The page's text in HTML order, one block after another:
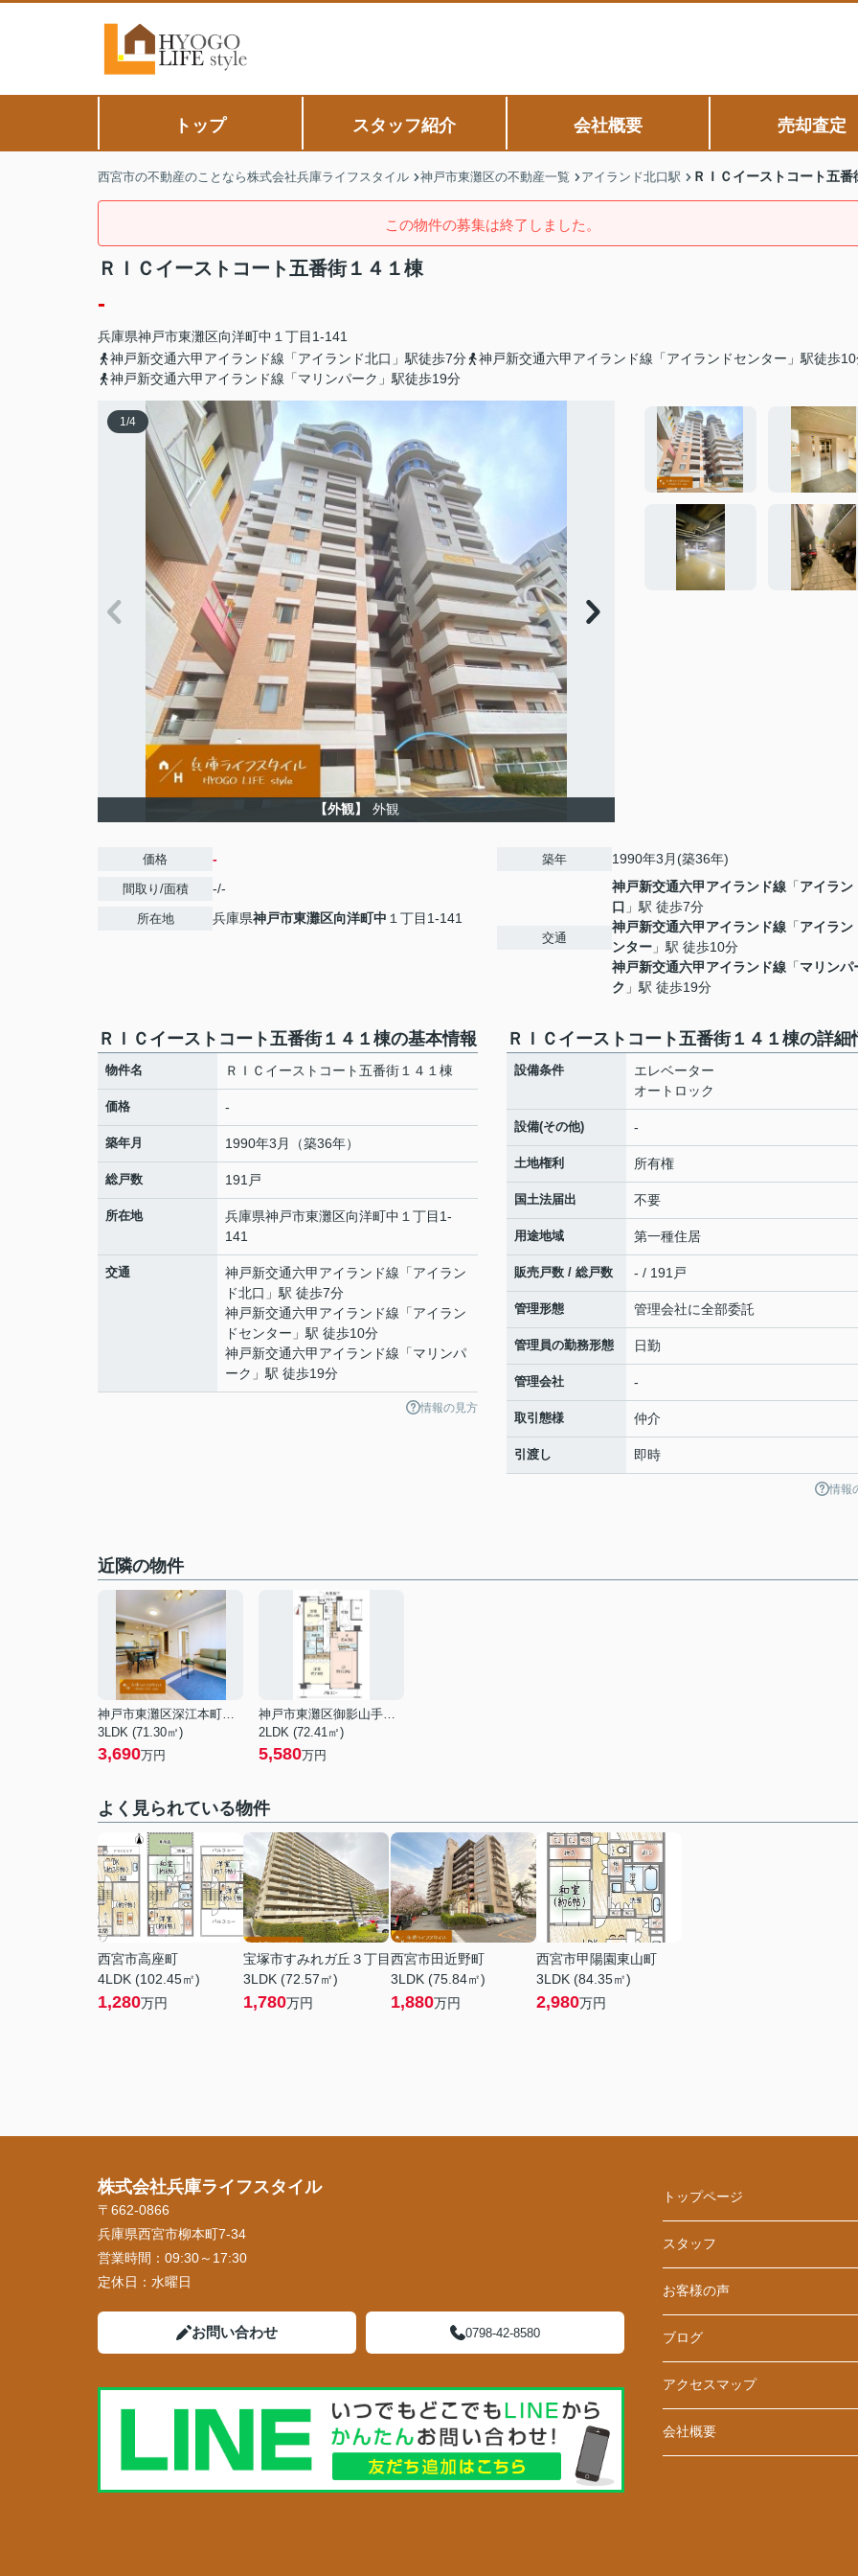
トップ スタッフ紹介 会社概要 売却査定
西宮市の不動産のことなら株式会社兵庫ライフスタイル 神戸市東灘区の不動産一覧 アイランド北口駅 ＲＩＣイーストコート五番
この物件の募集は終了しました。
ＲＩＣイーストコート五番街１４１棟
-
兵庫県神戸市東灘区向洋町中 １丁目1-141
神戸新交通六甲アイランド線「アイランド北口」駅徒歩7分
神戸新交通六甲アイランド線「アイランドセンター」駅徒歩
神戸新交通六甲アイランド線「マリンパーク」駅徒歩19分
1/4
【外観】 外観
価格 -
間取り/面積 -/-
所在地 兵庫県神戸市東灘区向洋町中 １丁目1-141
築年 1990年3月(築36年)
交通
神戸新交通六甲アイランド線 「アイラン
口 」駅 徒歩7分
神戸新交通六甲アイランド線 「アイラン
ンター 」駅 徒歩10分
神戸新交通六甲アイランド線 「マリンパ
ク 」駅 徒歩19分
ＲＩＣイーストコート五番街１４１棟の基本情報
物件名 ＲＩＣイーストコート五番街１４１棟
価格 -
築年月 1990年3月（築36年）
総戸数 191戸
所在地 兵庫県神戸市東灘区向洋町中 １丁目1-
141
交通 神戸新交通六甲アイランド線 「アイラン
ド北口 」駅 徒歩7分
神戸新交通六甲アイランド線 「アイラン
ドセンター 」駅 徒歩10分
神戸新交通六甲アイランド線 「マリンパ
ーク 」駅 徒歩19分
情報の見方
ＲＩＣイーストコート五番街１４１棟の詳細
設備条件
エレベーター
オートロック
設備(その他) -
土地権利 所有権
国土法届出 不要
用途地域 第一種住居
販売戸数 / 総戸数 - / 191戸
管理形態 管理会社に全部委託
管理員の勤務形態 日勤
管理会社 -
取引態様 仲介
引渡し 即時
情報
近隣の物件
神戸市東灘区深江本町３丁目
3LDK (71.30㎡)
3,690万円
神戸市東灘区御影山手１丁目
2LDK (72.41㎡)
5,580万円
よく見られている物件
西宮市高座町
4LDK (102.45㎡)
1,280万円
宝塚市すみれガ丘３丁目
3LDK (72.57㎡)
1,780万円
西宮市田近野町
3LDK (75.84㎡)
1,880万円
西宮市甲陽園東山町
3LDK (84.35㎡)
2,980万円
株式会社兵庫ライフスタイル
〒662-0866
兵庫県西宮市柳本町7-34
営業時間： 09:30～17:30
定休日： 水曜日
お問い合わせ 0798-42-8580
トップページ
スタッフ
お客様の声
ブログ
アクセスマップ
会社概要